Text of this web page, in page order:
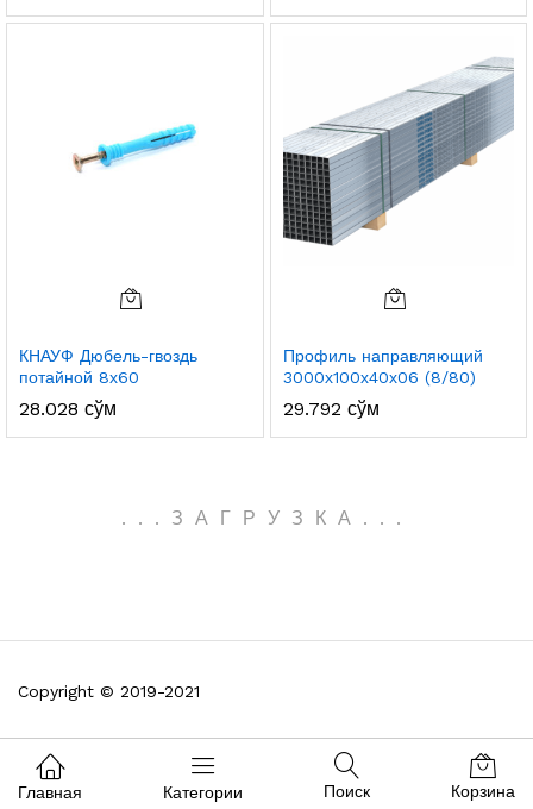
КНАУФ Дюбель-гвоздь
потайной 8х60
28.028 сўм
Профиль направляющий
3000х100х40х06 (8/80)
29.792 сўм
. . . ЗАГРУЗКА . . .
Copyright © 2019-2021
Главная Категории Поиск Корзина